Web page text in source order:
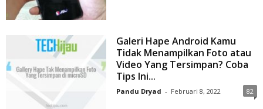
Galeri Hape Android Kamu
Tidak Menampilkan Foto atau
Video Yang Tersimpan? Coba
Tips Ini...
Pandu Dryad - Februari 8, 2022 82